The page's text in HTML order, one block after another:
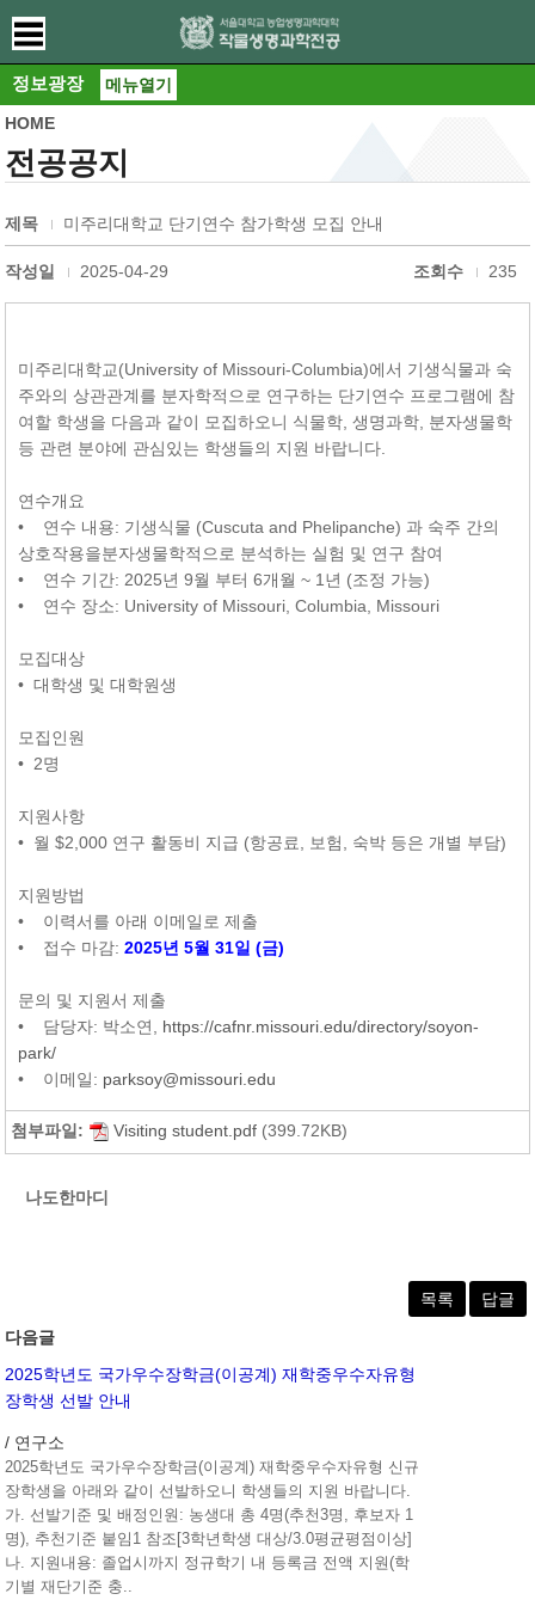
정보광장
메뉴열기
HOME
전공공지
제목 미주리대학교 단기연수 참가학생 모집 안내
작성일 2025-04-29 조회수 235
미주리대학교(University of Missouri-Columbia)에서 기생식물과 숙
주와의 상관관계를 분자학적으로 연구하는 단기연수 프로그램에 참
여할 학생을 다음과 같이 모집하오니 식물학, 생명과학, 분자생물학
등 관련 분야에 관심있는 학생들의 지원 바랍니다.
연수개요
• 연수 내용: 기생식물 (Cuscuta and Phelipanche) 과 숙주 간의
상호작용을분자생물학적으로 분석하는 실험 및 연구 참여
• 연수 기간: 2025년 9월 부터 6개월 ~ 1년 (조정 가능)
• 연수 장소: University of Missouri, Columbia, Missouri
모집대상
• 대학생 및 대학원생
모집인원
• 2명
지원사항
• 월 $2,000 연구 활동비 지급 (항공료, 보험, 숙박 등은 개별 부담)
지원방법
• 이력서를 아래 이메일로 제출
• 접수 마감:2025년 5월 31일 (금)
문의 및 지원서 제출
• 담당자: 박소연, https://cafnr.missouri.edu/directory/soyon-
park/
• 이메일: parksoy@missouri.edu
첨부파일: Visiting student.pdf (399.72KB)
나도한마디
목록
답글
다음글
2025학년도 국가우수장학금(이공계) 재학중우수자유형
장학생 선발 안내
/ 연구소
2025학년도 국가우수장학금(이공계) 재학중우수자유형 신규
장학생을 아래와 같이 선발하오니 학생들의 지원 바랍니다.
가. 선발기준 및 배정인원: 농생대 총 4명(추천3명, 후보자 1
명), 추천기준 붙임1 참조[3학년학생 대상/3.0평균평점이상]
나. 지원내용: 졸업시까지 정규학기 내 등록금 전액 지원(학
기별 재단기준 충..